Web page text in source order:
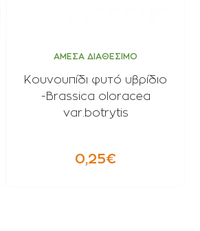
ΑΜΕΣΑ ΔΙΑΘΕΣΙΜΟ
Κουνουπίδι φυτό υβρίδιο
-Βrassica oloracea
var.botrytis
0,25€